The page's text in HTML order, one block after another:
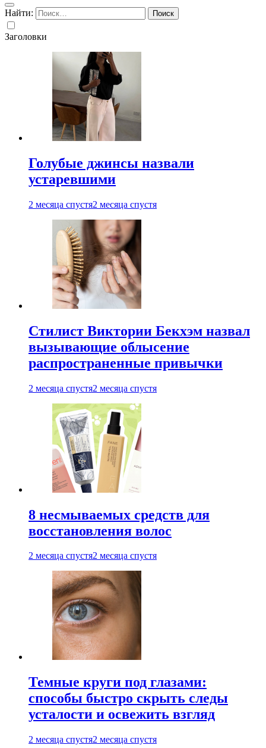
Найти:
Заголовки
Голубые джинсы назвали
устаревшими
2 месяца спустя2 месяца спустя
Стилист Виктории Бекхэм назвал
вызывающие облысение
распространенные привычки
2 месяца спустя2 месяца спустя
8 несмываемых средств для
восстановления волос
2 месяца спустя2 месяца спустя
Темные круги под глазами:
способы быстро скрыть следы
усталости и освежить взгляд
2 месяца спустя2 месяца спустя